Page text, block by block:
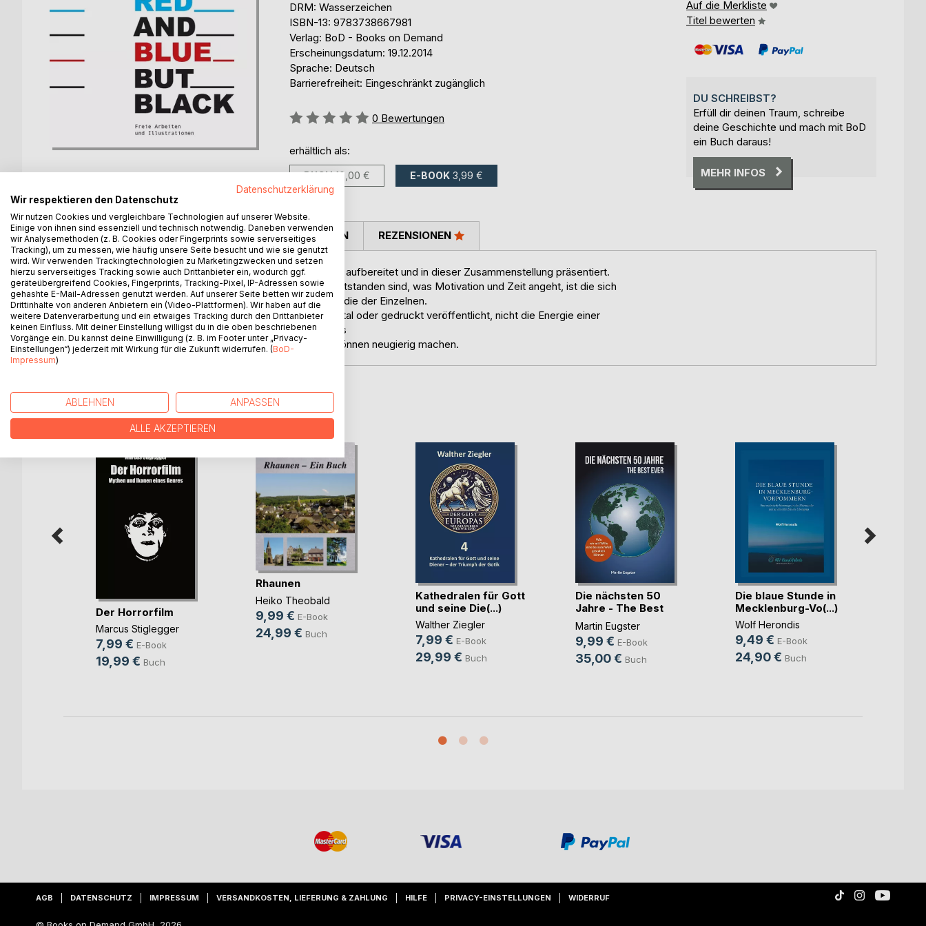
DRM: Wasserzeichen
ISBN-13: 9783738667981
Verlag: BoD - Books on Demand
Erscheinungsdatum: 19.12.2014
Sprache: Deutsch
Barrierefreiheit: Eingeschränkt zugänglich
Bewertung::
0 Bewertungen
erhältlich als:
BUCH 10,00 € E-BOOK 3,99 €
Auf die Merkliste
Titel bewerten
DU SCHREIBST?
Erfüll dir deinen Traum, schreibe
deine Geschichte und mach mit BoD
ein Buch daraus!
MEHR INFOS
BESCHREIBUNG
Freie Arbeiten und Illustrationen für das TUMB-Magazine, aufbereitet und in dieser Zusammenstellung präsentiert.
Auch wenn viele Zeichnungen unabhängig voneinander entstanden sind, was Motivation und Zeit angeht, ist die sich
gegenüberstehende Wirkung doch wesentlich stärker als die der Einzelnen.
Zwar können Seiten eines Buches oder Magazins, ob digital oder gedruckt veröffentlicht, nicht die Energie einer
Ausstellung mit ihren gerahmten und platzierten auf eigens
dafür geschaffenen leeren Wänden, ersetzen...aber sie können neugierig machen.
AUTOR/IN PRESSESTIMMEN REZENSIONEN
WEITERE TITEL BEIBoD
Der Horrorfilm
Marcus Stiglegger
7,99 € E-Book
19,99 € Buch
Rhaunen
Heiko Theobald
9,99 € E-Book
24,99 € Buch
Kathedralen für Gott
und seine Die(...)
Walther Ziegler
7,99 € E-Book
29,99 € Buch
Die nächsten 50
Jahre - The Best
Ever
Martin Eugster
9,99 € E-Book
35,00 € Buch
Die blaue Stunde in
Mecklenburg-Vo(...)
Wolf Herondis
9,49 € E-Book
24,90 € Buch
AGB DATENSCHUTZ IMPRESSUM VERSANDKOSTEN, LIEFERUNG & ZAHLUNG HILFE PRIVACY-EINSTELLUNGEN WIDERRUF
Datenschutzerklärung
Wir respektieren den Datenschutz
Wir nutzen Cookies und vergleichbare Technologien auf unserer Website.
Einige von ihnen sind essenziell und technisch notwendig. Daneben verwenden
wir Analysemethoden (z. B. Cookies oder Fingerprints sowie serverseitiges
Tracking), um zu messen, wie häufig unsere Seite besucht und wie sie genutzt
wird. Wir verwenden Trackingtechnologien zu Marketingzwecken und setzen
hierzu serverseitiges Tracking sowie auch Drittanbieter ein, wodurch ggf.
geräteübergreifend Cookies, Fingerprints, Tracking-Pixel, IP-Adressen sowie
gehashte E-Mail-Adressen genutzt werden. Auf unserer Seite betten wir zudem
Drittinhalte von anderen Anbietern ein (Video-Plattformen). Wir haben auf die
weitere Datenverarbeitung und ein etwaiges Tracking durch den Drittanbieter
keinen Einfluss. Mit deiner Einstellung willigst du in die oben beschriebenen
Vorgänge ein. Du kannst deine Einwilligung (z. B. im Footer unter „Privacy-
Einstellungen“) jederzeit mit Wirkung für die Zukunft widerrufen. (BoD-
Impressum)
ABLEHNEN ANPASSEN
ALLE AKZEPTIEREN